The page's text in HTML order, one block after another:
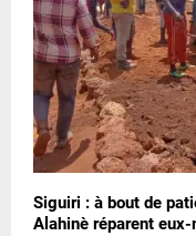
Siguiri : à bout de
Alahinè réparent